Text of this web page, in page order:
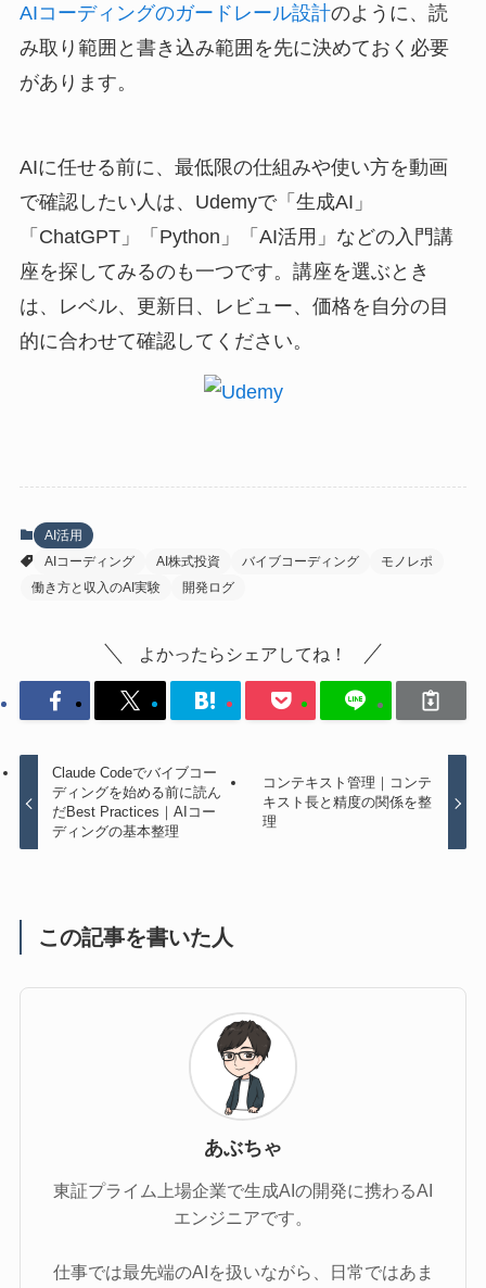
AIコーディングのガードレール設計のように、読
み取り範囲と書き込み範囲を先に決めておく必要
があります。
AIに任せる前に、最低限の仕組みや使い方を動画
で確認したい人は、Udemyで「生成AI」
「ChatGPT」「Python」「AI活用」などの入門講
座を探してみるのも一つです。講座を選ぶとき
は、レベル、更新日、レビュー、価格を自分の目
的に合わせて確認してください。
AI活用
AIコーディング
AI株式投資 バイブコーディング
モノレポ
働き方と収入のAI実験
開発ログ
よかったらシェアしてね！
Claude Codeでバイブコー
ディングを始める前に読ん
だBest Practices｜AIコー
ディングの基本整理
コンテキスト管理｜コンテ
キスト長と精度の関係を整
理
この記事を書いた人
あぶちゃ
東証プライム上場企業で生成AIの開発に携わるAI
エンジニアです。
仕事では最先端のAIを扱いながら、日常ではあま